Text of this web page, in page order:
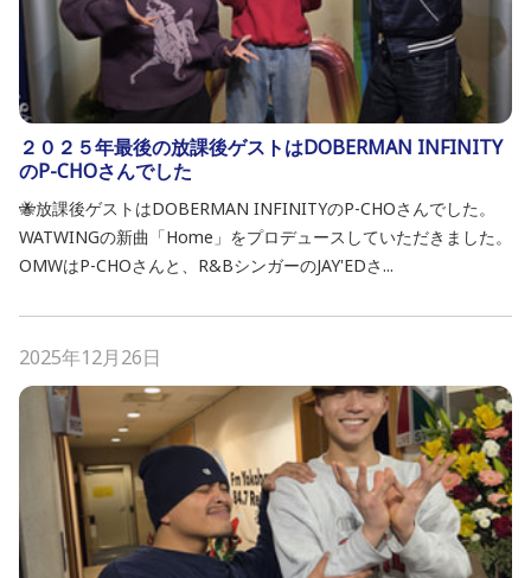
２０２５年最後の放課後ゲストはDOBERMAN INFINITY
のP-CHOさんでした
🐝放課後ゲストはDOBERMAN INFINITYのP-CHOさんでした。
WATWINGの新曲「Home」をプロデュースしていただきました。
OMWはP-CHOさんと、R&BシンガーのJAY'EDさ...
2025年12月26日